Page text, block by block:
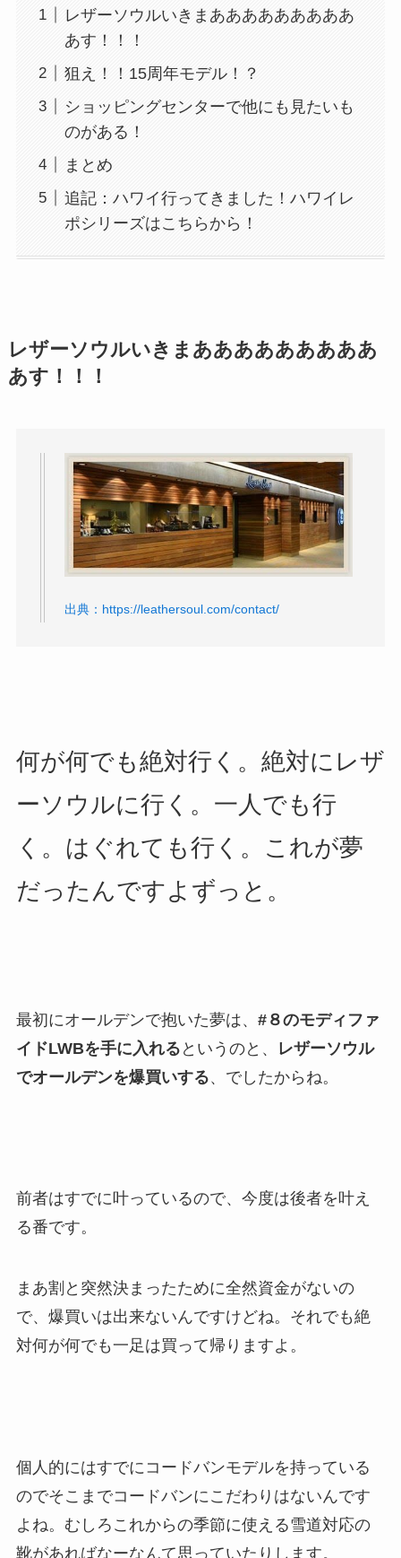
レザーソウルいきまあああああああああ
あす！！！
狙え！！15周年モデル！？
ショッピングセンターで他にも見たいも
のがある！
まとめ
追記：ハワイ行ってきました！ハワイレ
ポシリーズはこちらから！
レザーソウルいきまあああああああああ
あす！！！
出典：https://leathersoul.com/contact/
何が何でも絶対行く。絶対にレザ
ーソウルに行く。一人でも行
く。はぐれても行く。これが夢
だったんですよずっと。
最初にオールデンで抱いた夢は、 #８のモディファ
イドLWBを手に入れる というのと、
レザーソウル
でオールデンを爆買いする、でしたからね。
前者はすでに叶っているので、今度は後者を叶え
る番です。
まあ割と突然決まったために全然資金がないの
で、爆買いは出来ないんですけどね。それでも絶
対何が何でも一足は買って帰りますよ。
個人的にはすでにコードバンモデルを持っている
のでそこまでコードバンにこだわりはないんです
よね。むしろこれからの季節に使える雪道対応の
靴があればなーなんて思っていたりします。